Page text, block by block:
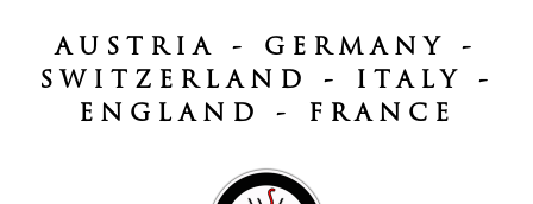
AUSTRIA - GERMANY -
SWITZERLAND - ITALY -
ENGLAND - FRANCE